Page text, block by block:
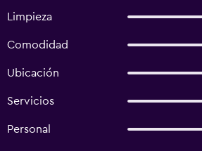
Limpieza
Comodidad
Ubicación
Servicios
Personal